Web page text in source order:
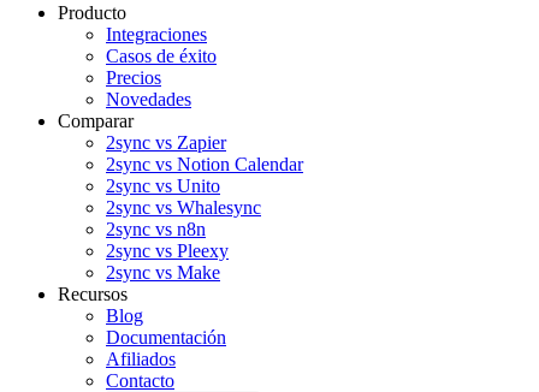
Producto
Integraciones
Casos de éxito
Precios
Novedades
Comparar
2sync vs Zapier
2sync vs Notion Calendar
2sync vs Unito
2sync vs Whalesync
2sync vs n8n
2sync vs Pleexy
2sync vs Make
Recursos
Blog
Documentación
Afiliados
Contacto